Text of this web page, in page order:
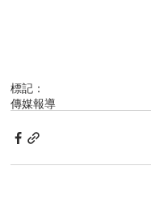
標記：
傳媒報導